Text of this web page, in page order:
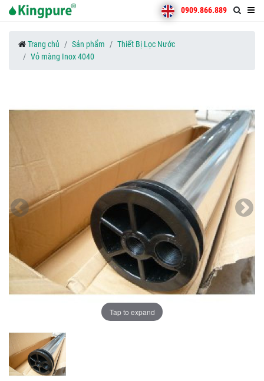
0909.866.889
Trang chủ Sản phẩm
Thiết Bị Lọc Nước
Vỏ màng Inox 4040
Tap to expand